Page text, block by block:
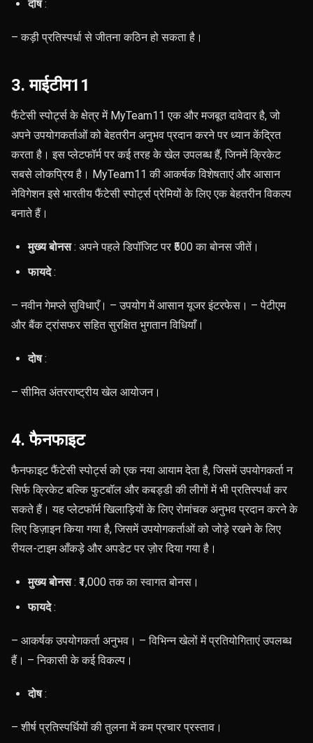
दोष:
– कड़ी प्रतिस्पर्धा से जीतना कठिन हो सकता है।
3. माईटीम11
फैंटेसी स्पोर्ट्स के क्षेत्र में MyTeam11 एक और मजबूत दावेदार है, जो
अपने उपयोगकर्ताओं को बेहतरीन अनुभव प्रदान करने पर ध्यान केंद्रित
करता है। इस प्लेटफॉर्म पर कई तरह के खेल उपलब्ध हैं, जिनमें क्रिकेट
सबसे लोकप्रिय है। MyTeam11 की आकर्षक विशेषताएं और आसान
नेविगेशन इसे भारतीय फैंटेसी स्पोर्ट्स प्रेमियों के लिए एक बेहतरीन विकल्प
बनाते हैं।
मुख्य बोनस: अपने पहले डिपॉजिट पर ₹500 का बोनस जीतें।
फायदे:
– नवीन गेमप्ले सुविधाएँ। – उपयोग में आसान यूजर इंटरफेस। – पेटीएम
और बैंक ट्रांसफर सहित सुरक्षित भुगतान विधियाँ।
दोष:
– सीमित अंतरराष्ट्रीय खेल आयोजन।
4. फैनफाइट
फैनफाइट फैंटेसी स्पोर्ट्स को एक नया आयाम देता है, जिसमें उपयोगकर्ता न
सिर्फ क्रिकेट बल्कि फुटबॉल और कबड्डी की लीगों में भी प्रतिस्पर्धा कर
सकते हैं। यह प्लेटफॉर्म खिलाड़ियों के लिए रोमांचक अनुभव प्रदान करने के
लिए डिज़ाइन किया गया है, जिसमें उपयोगकर्ताओं को जोड़े रखने के लिए
रीयल-टाइम आँकड़े और अपडेट पर ज़ोर दिया गया है।
मुख्य बोनस: ₹1,000 तक का स्वागत बोनस।
फायदे:
– आकर्षक उपयोगकर्ता अनुभव। – विभिन्न खेलों में प्रतियोगिताएं उपलब्ध
हैं। – निकासी के कई विकल्प।
दोष:
– शीर्ष प्रतिस्पर्धियों की तुलना में कम प्रचार प्रस्ताव।